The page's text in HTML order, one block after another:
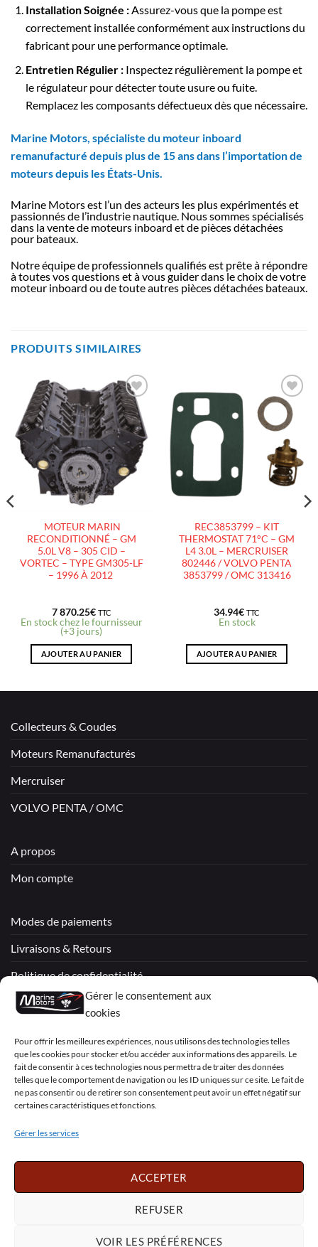
Gérer le consentement aux
cookies
Pour offrir les meilleures expériences, nous utilisons des technologies telles
que les cookies pour stocker et/ou accéder aux informations des appareils. Le
fait de consentir à ces technologies nous permettra de traiter des données
telles que le comportement de navigation ou les ID uniques sur ce site. Le fait de
ne pas consentir ou de retirer son consentement peut avoir un effet négatif sur
certaines caractéristiques et fonctions.
Gérer les services
ACCEPTER
REFUSER
VOIR LES PRÉFÉRENCES
Installation Soignée :Assurez-vous que la pompe est
correctement installée conformément aux instructions du
fabricant pour une performance optimale.
Entretien Régulier :Inspectez régulièrement la pompe et
le régulateur pour détecter toute usure ou fuite.
Remplacez les composants défectueux dès que nécessaire.
Marine Motors, spécialiste du moteur inboard
remanufacturé depuis plus de 15 ans dans l’importation de
moteurs depuis les États-Unis.
Marine Motors est l’un des acteurs les plus expérimentés et
passionnés de l’industrie nautique. Nous sommes spécialisés
dans la vente de moteurs inboard et de pièces détachées
pour bateaux.
Notre équipe de professionnels qualifiés est prête à répondre
à toutes vos questions et à vous guider dans le choix de votre
moteur inboard ou de toute autres pièces détachées bateaux.
PRODUITS SIMILAIRES
AJOUTER
À LA
LISTE
D’ENVIES
MOTEUR MARIN
RECONDITIONNÉ – GM
5.0L V8 – 305 CID –
VORTEC – TYPE GM305-LF
– 1996 À 2012
7 870.25€ TTC
En stock chez le fournisseur
(+3 jours)
AJOUTER AU PANIER
AJOUTER
À LA
LISTE
D’ENVIES
REC3853799 – KIT
THERMOSTAT 71°C – GM
L4 3.0L – MERCRUISER
802446 / VOLVO PENTA
3853799 / OMC 313416
34.94€ TTC
En stock
AJOUTER AU PANIER
Collecteurs & Coudes
Moteurs Remanufacturés
Mercruiser
VOLVO PENTA / OMC
A propos
Mon compte
Modes de paiements
Livraisons & Retours
Politique de confidentialité
Mentions légales
Déclaration de confidentialité (UE)
Visa PayPal
English Deutsch